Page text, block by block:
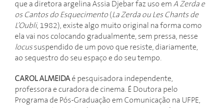
que a diretora argelina Assia Djebar faz uso em A Zerda e
os Cantos do Esquecimento (La Zerda ou Les Chants de
L’Oubli, 1982), existe algo muito original na forma como
ela vai nos colocando gradualmente, sem pressa, nesse
locussuspendido de um povo que resiste, diariamente,
ao sequestro do seu espaço e do seu tempo.
CAROL ALMEIDAé pesquisadora independente,
professora e curadora de cinema. É Doutora pelo
Programa de Pós-Graduação em Comunicação na UFPE,